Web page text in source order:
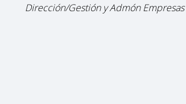
Dirección/Gestión y Admón Empresas